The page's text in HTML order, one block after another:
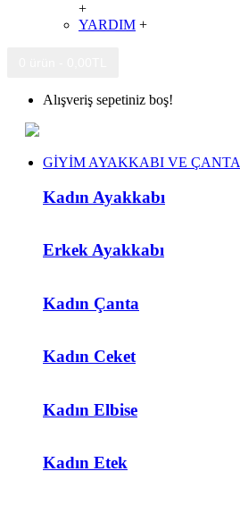
+
YARDIM +
Alışveriş sepetiniz boş!
GİYİM AYAKKABI VE ÇANTA
Kadın Ayakkabı
Erkek Ayakkabı
Kadın Çanta
Kadın Ceket
Kadın Elbise
Kadın Etek